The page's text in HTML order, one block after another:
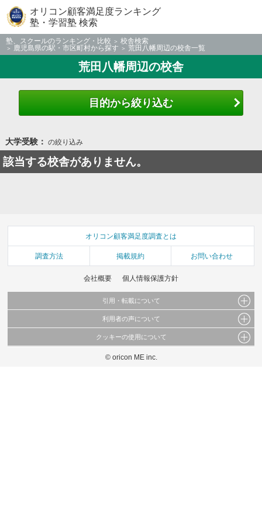
オリコン顧客満足度ランキング
塾・学習塾 検索
塾、スクールのランキング・比較
校舎検索
鹿児島県の駅・市区町村から探す
荒田八幡周辺の校舎一覧
荒田八幡周辺の校舎
目的から絞り込む
大学受験： の絞り込み
該当する校舎がありません。
オリコン顧客満足度調査とは
調査方法 掲載規約 お問い合わせ
会社概要 個人情報保護方針
引用・転載について
当サイトで公開されている情報（文字、写真、イラスト、画像データ等）及びこれらの配
これらの情報を権利者の許可なく無断転載・複製などの二次利用を行うことは固く禁じて
利用者の声について
当サイトに掲載している内容はすべてサービスの利用者が提出された見解・感想です。
弊社の見解・ 意見ではないことをご理解いただいた上でご覧ください。
クッキーの使用について
このサイトでは Cookie を使用して、ユーザーに合わせたコンテンツや広告の表示、ソー
© oricon ME inc.